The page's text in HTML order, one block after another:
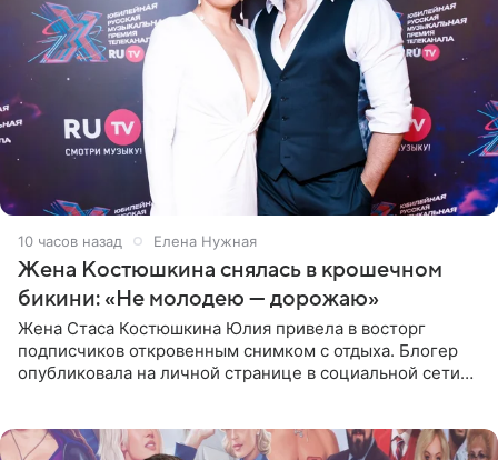
10 часов назад Елена Нужная
Жена Костюшкина снялась в крошечном
бикини: «Не молодею — дорожаю»
Жена Стаса Костюшкина Юлия привела в восторг
подписчиков откровенным снимком с отдыха. Блогер
опубликовала на личной странице в социальной сети